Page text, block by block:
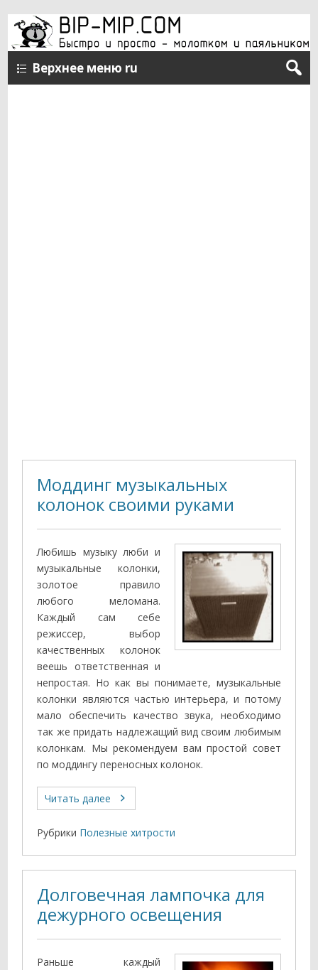
Верхнее меню ru
Моддинг музыкальных
колонок своими руками
Любишь музыку люби и
музыкальные колонки,
золотое правило
любого меломана.
Каждый сам себе
режиссер, выбор
качественных колонок
веешь ответственная и
непростая. Но как вы понимаете, музыкальные
колонки являются частью интерьера, и потому
мало обеспечить качество звука, необходимо
так же придать надлежащий вид своим любимым
колонкам. Мы рекомендуем вам простой совет
по моддингу переносных колонок.
Читать далее
Рубрики Полезные хитрости
Долговечная лампочка для
дежурного освещения
Раньше каждый